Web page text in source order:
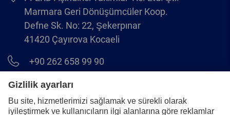
Marmara Geri Dönüşümcüler Koop.
Defne Sk. No: 22, Şekerpınar
41420 Çayırova Kocaeli
+90 262 658 99 90
info@pferd.com.tr
+90 262 658 00 23